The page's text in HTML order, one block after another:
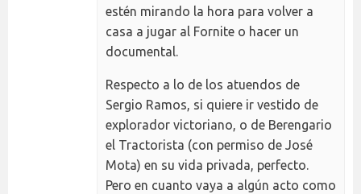
estén mirando la hora para volver a
casa a jugar al Fornite o hacer un
documental.
Respecto a lo de los atuendos de
Sergio Ramos, si quiere ir vestido de
explorador victoriano, o de Berengario
el Tractorista (con permiso de José
Mota) en su vida privada, perfecto.
Pero en cuanto vaya a algún acto como